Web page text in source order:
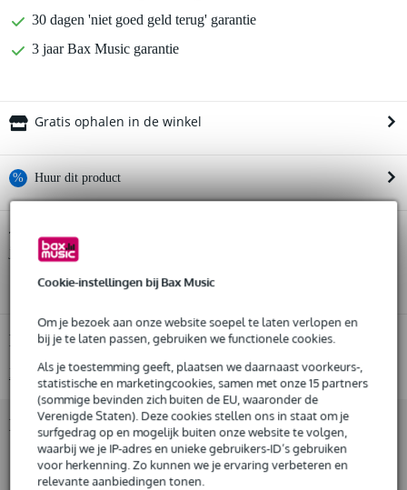
Cookie-instellingen bij Bax Music
Om je bezoek aan onze website soepel te laten verlopen en
bij je te laten passen, gebruiken we functionele cookies.
Als je toestemming geeft, plaatsen we daarnaast voorkeurs-,
statistische en marketingcookies, samen met onze 15 partners
(sommige bevinden zich buiten de EU, waaronder de
Verenigde Staten). Deze cookies stellen ons in staat om je
surfgedrag op en mogelijk buiten onze website te volgen,
waarbij we je IP-adres en unieke gebruikers-ID’s gebruiken
voor herkenning. Zo kunnen we je ervaring verbeteren en
relevante aanbiedingen tonen.
30 dagen 'niet goed geld terug' garantie
3 jaar Bax Music garantie
Gratis ophalen in de winkel
% Huur dit product
Huur meerdere producten tegelijk: min. € 300,- en max.
€ 2.500,-
Gratisthuisbezorgd of op te halen in de winkel
De mogelijkheid om je product(en) met korting te kopen
Snelle vervanging door Bax Music bij een defect
Huur dit product
Twijfel je of de
je past? Doe de check.
Start de check
Productinformatie
Bekijk alle productspecificaties
Bekijk ook eens (5)